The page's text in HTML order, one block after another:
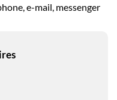
e-mail, messenger